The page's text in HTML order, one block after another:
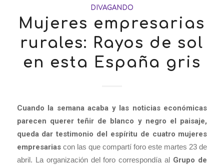
DIVAGANDO
Mujeres empresarias
rurales: Rayos de sol
en esta España gris
Cuando la semana acaba y las noticias económicas
parecen querer teñir de blanco y negro el paisaje,
queda dar testimonio del espíritu de cuatro mujeres
empresariascon las que compartí foro este martes 23 de
abril. La organización del foro correspondía al Grupo de